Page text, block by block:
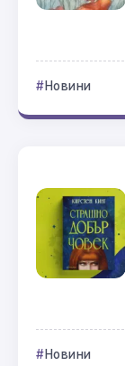
Новини
Новини